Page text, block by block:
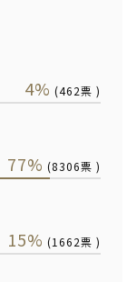
4% 462
77% 8306
15% 1662